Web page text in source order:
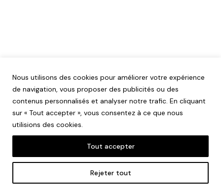
Nous utilisons des cookies pour améliorer votre expérience
de navigation, vous proposer des publicités ou des
contenus personnalisés et analyser notre trafic. En cliquant
sur « Tout accepter », vous consentez à ce que nous
utilisions des cookies.
Rejeter tout
Tout accepter